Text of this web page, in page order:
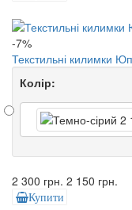
-7%
Текстильні килимки
Колір:
2 300 грн. 2 150 грн.
Купити